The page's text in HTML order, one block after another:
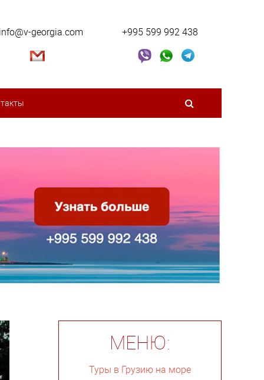
georgia.com +995 599 992 438
МЕНЮ:
Туры в Грузию на море